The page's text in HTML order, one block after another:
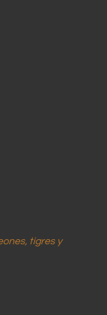
tigres y